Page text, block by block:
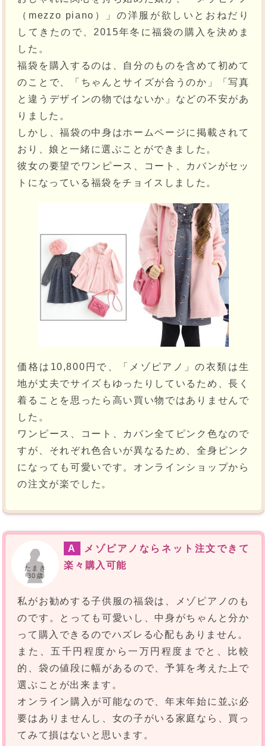
（mezzo piano）」の洋服が欲しいとおねだり
してきたので、2015年冬に福袋の購入を決めま
した。
福袋を購入するのは、自分のものを含めて初めて
のことで、「ちゃんとサイズが合うのか」「写真
と違うデザインの物ではないか」などの不安があ
りました。
しかし、福袋の中身はホームページに掲載されて
おり、娘と一緒に選ぶことができました。
彼女の要望でワンピース、コート、カバンがセッ
トになっている福袋をチョイスしました。
価格は10,800円で、「メゾピアノ」の衣類は生
地が丈夫でサイズもゆったりしているため、長く
着ることを思ったら高い買い物ではありませんで
した。
ワンピース、コート、カバン全てピンク色なので
すが、それぞれ色合いが異なるため、全身ピンク
になっても可愛いです。オンラインショップから
の注文が楽でした。
たまき
30歳
A
メゾピアノならネット注文できて
楽々購入可能
私がお勧めする子供服の福袋は、メゾピアノのも
のです。とっても可愛いし、中身がちゃんと分か
って購入できるのでハズレる心配もありません。
また、五千円程度から一万円程度までと、比較
的、袋の値段に幅があるので、予算を考えた上で
選ぶことが出来ます。
オンライン購入が可能なので、年末年始に並ぶ必
要はありませんし、女の子がいる家庭なら、買っ
てみて損はないと思います。